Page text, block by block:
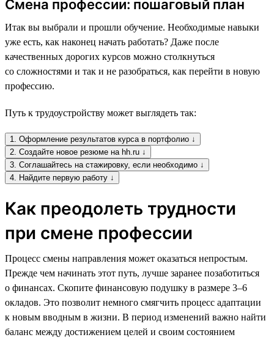
Смена профессии: пошаговый план
Итак вы выбрали и прошли обучение. Необходимые навыки
уже есть, как наконец начать работать? Даже после
качественных дорогих курсов можно столкнуться
со сложностями и так и не разобраться, как перейти в новую
профессию.
Путь к трудоустройству может выглядеть так:
1. Оформление результатов курса в портфолио ↓
2. Создайте новое резюме на hh.ru ↓
3. Соглашайтесь на стажировку, если необходимо ↓
4. Найдите первую работу ↓
Как преодолеть трудности
при смене профессии
Процесс смены направления может оказаться непростым.
Прежде чем начинать этот путь, лучше заранее позаботиться
о финансах. Скопите финансовую подушку в размере 3–6
окладов. Это позволит немного смягчить процесс адаптации
к новым вводным в жизни. В период изменений важно найти
баланс между достижением целей и своим состоянием